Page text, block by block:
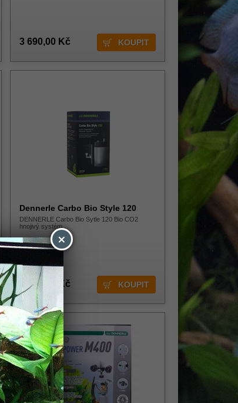
3 690,00 Kč
Dennerle Carbo Bio Style 120
DENNERLE Carbo Bio Sytle 120 Bio CO2
hnojivý systém
1 699,00 Kč
×